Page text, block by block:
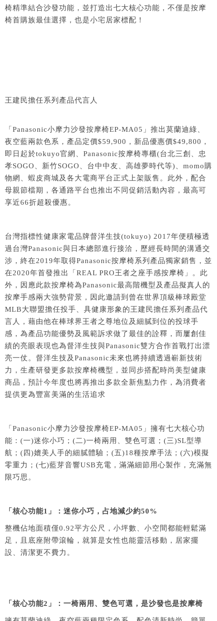
椅精準結合沙發功能，並打造出七大核心功能，不僅是按摩
椅首購族最佳選擇，也是小宅居家標配！
王建民擔任系列產品代言人
「Panasonic小摩力沙發按摩椅EP-MA05」推出莫蘭迪綠、
夜空藍兩款色系，產品定價$59,900，新品優惠價$49,800，
即日起於tokuyo官網、Panasonic按摩椅專櫃(台北三創、忠
孝SOGO、新竹SOGO、台中中友、高雄夢時代等)、momo購
物網、蝦皮商城及各大電商平台正式上架販售。此外，配合
母親節檔期，各通路平台也推出不同促銷活動內容，最高可
享近66折超殺優惠。
台灣指標性健康家電品牌督洋生技(tokuyo) 2017年便積極透
過台灣Panasonic與日本總部進行接洽，歷經長時間的溝通交
涉，終在2019年取得Panasonic按摩椅系列產品獨家銷售，並
在2020年首發推出「REAL PRO王者之座手感按摩椅」。 此
外，因應此款按摩椅為Panasonic最高階機型及產品擬真人的
按摩手感兩大強勢背景，因此邀請到曾在世界頂級棒球殿堂
MLB大聯盟擔任投手、具健康形象的王建民擔任系列產品代
言人 ，藉由他在棒球界王者之尊地位及 細膩到位的投球手
感，為產品功能優勢及風範訴求做了最佳的詮釋，而屢創佳
績的亮眼表現也為督洋生技與Panasonic雙方合作首戰打出漂
亮一仗。督洋生技及Panasonic未來也將持續透過嶄新技術
力，生產研發更多款按摩椅機型 ，並同步搭配時尚美型健康
商品，預計今年度也將再推出多款全新焦點力作，為消費者
提供更為豐富美滿的生活追求
「Panasonic小摩力沙發按摩椅EP-MA05」擁有七大核心功
能：(一)迷你小巧；(二)一椅兩用、雙色可選；(三)SL型導
航；(四)媲美人手的細膩體驗；(五)18種按摩手法；(六)模擬
零重力；(七)藍芽音響USB充電，滿滿細節用心製作，充滿無
限巧思。
「核心功能1 」 ： 迷你小巧，占地減少約50%
整機佔地面積僅0.92平方公尺，小坪數、小空間都能輕鬆滿
足，且底座附帶滾輪，就算是女性也能靈活移動，居家擺
設、清潔更不費力。
「核心功能2 」 ： 一椅兩用、雙色可選，是沙發也是按摩椅